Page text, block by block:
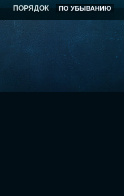
ПОРЯДОК ПО УБЫВАНИЮ